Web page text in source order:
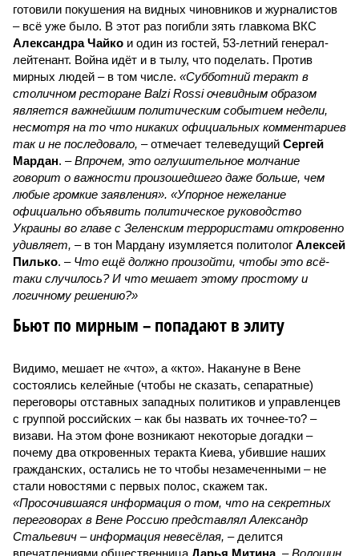
готовили покушения на видных чиновников и журналистов
– всё уже было. В этот раз погибли зять главкома ВКС
Александра Чайко и один из гостей, 53-летний генерал-
лейтенант. Война идёт и в тылу, что поделать. Против
мирных людей – в том числе. «Субботний теракт в
столичном ресторане Balzi Rossi очевидным образом
является важнейшим политическим событием недели,
несмотря на то что никаких официальных комментариев
так и не последовало, – отмечает телеведущий Сергей
Мардан. –Впрочем, это оглушительное молчание
говорит о важности произошедшего даже больше, чем
любые громкие заявления». «Упорное нежелание
официально объявить политическое руководство
Украины во главе с Зеленским террористами откровенно
удивляет, – в тон Мардану изумляется политолог Алексей
Пилько. – Что ещё должно произойти, чтобы это всё-
таки случилось? И что мешает этому простому и
логичному решению?»
Бьют по мирным – попадают в элиту
Видимо, мешает не «что», а «кто». Накануне в Вене
состоялись келейные (чтобы не сказать, сепаратные)
переговоры отставных западных политиков и управленцев
с группой российских – как бы назвать их точнее-то? –
визави. На этом фоне возникают некоторые догадки –
почему два откровенных теракта Киева, убившие наших
гражданских, остались не то чтобы незамеченными – не
стали новостями с первых полос, скажем так.
«Просочившаяся информация о том, что на секретных
переговорах в Вене Россию представлял Александр
Стальевич – информация невесёлая, – делится
впечатлениями общественница Дарья Митина . – Волошин